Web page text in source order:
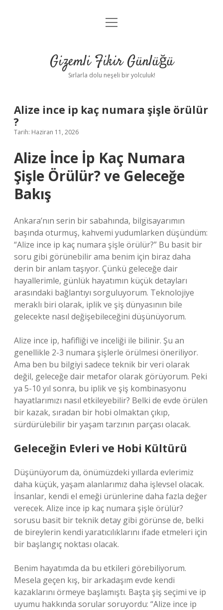
Anasayfa
Yasal Uyarı
menüyü
Gizemli Fikir Günlüğü
Sırlarla dolu neşeli bir yolculuk!
Alize ince ip kaç numara şişle örülür
?
Tarih: Haziran 11, 2026
Alize İnce İp Kaç Numara
Şişle Örülür? ve Geleceğe
Bakış
Ankara’nın serin bir sabahında, bilgisayarımın
başında oturmuş, kahvemi yudumlarken düşündüm:
“Alize ince ip kaç numara şişle örülür?” Bu basit bir
soru gibi görünebilir ama benim için biraz daha
derin bir anlam taşıyor. Çünkü geleceğe dair
hayallerimle, günlük hayatımın küçük detayları
arasındaki bağlantıyı sorguluyorum. Teknolojiye
meraklı biri olarak, iplik ve şiş dünyasının bile
gelecekte nasıl değişebileceğini düşünüyorum.
Alize ince ip, hafifliği ve inceliği ile bilinir. Şu an
genellikle 2-3 numara şişlerle örülmesi öneriliyor.
Ama ben bu bilgiyi sadece teknik bir veri olarak
değil, geleceğe dair metafor olarak görüyorum. Peki
ya 5-10 yıl sonra, bu iplik ve şiş kombinasyonu
hayatlarımızı nasıl etkileyebilir? Belki de evde örülen
bir kazak, sıradan bir hobi olmaktan çıkıp,
sürdürülebilir bir yaşam tarzının parçası olacak.
Geleceğin Evleri ve Hobi Kültürü
Düşünüyorum da, önümüzdeki yıllarda evlerimiz
daha küçük, yaşam alanlarımız daha işlevsel olacak.
İnsanlar, kendi el emeği ürünlerine daha fazla değer
verecek. Alize ince ip kaç numara şişle örülür?
sorusu basit bir teknik detay gibi görünse de, belki
de bireylerin kendi yaratıcılıklarını ifade etmeleri için
bir başlangıç noktası olacak.
Benim hayatımda da bu etkileri görebiliyorum.
Mesela geçen kış, bir arkadaşım evde kendi
kazaklarını örmeye başlamıştı. Başta şiş seçimi ve ip
uyumu hakkında sorular soruyordu: “Alize ince ip